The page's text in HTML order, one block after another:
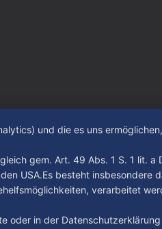
AGB
und die es uns
gem. Art. 49 Abs. 1 S. 1 lit.
USA.Es besteht
verarbeitet
oder in der